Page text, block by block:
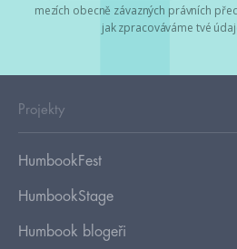
mezích obecně závazných právních
jak zpracováváme tvé
Projekty
HumbookFest
HumbookStage
Humbook blogeři